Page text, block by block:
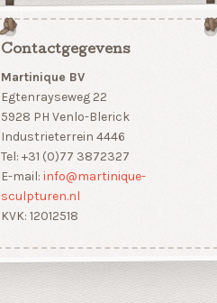
Contactgegevens
Martinique BV
Egtenrayseweg 22
5928 PH Venlo-Blerick
Industrieterrein 4446
Tel: +31 (0)77 3872327
E-mail: info@martinique-
sculpturen.nl
KVK: 12012518